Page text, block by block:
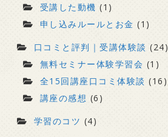
受講した動機 (1)
申し込みルールとお金 (1)
口コミと評判｜受講体験談 (24)
無料セミナー体験学習会 (1)
全15回講座口コミ体験談 (16)
講座の感想 (6)
学習のコツ (4)